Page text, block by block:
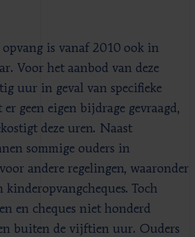
is vanaf 2010 ook in
Voor het aanbod van deze
uur in geval van specifieke
geen eigen bijdrage gevraagd,
deze uren. Naast
sommige ouders in
andere regelingen, waaronder
Toch
en cheques niet honderd
buiten de vijftien uur. Ouders